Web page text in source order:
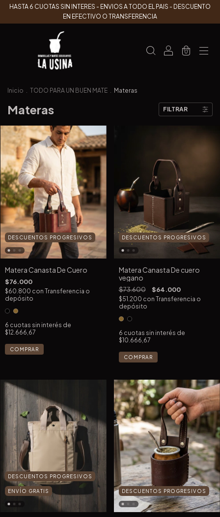
HASTA 6 CUOTAS SIN INTERES - ENVIOS A TODO EL PAIS - DESCUENTO
EN EFECTIVO O TRANSFERENCIA
0
Inicio . TODO PARA UN BUEN MATE . Materas
Materas FILTRAR
DESCUENTOS PROGRESIVOS
Matera Canasta De Cuero
$76.000
$60.800 con Transferencia o
depósito
6 cuotas sin interés de
$12.666,67
COMPRAR
DESCUENTOS PROGRESIVOS
Matera Canasta De cuero
vegano
$73.600 $64.000
$51.200 con Transferencia o
depósito
6 cuotas sin interés de
$10.666,67
COMPRAR
DESCUENTOS PROGRESIVOS
ENVÍO GRATIS DESCUENTOS PROGRESIVOS